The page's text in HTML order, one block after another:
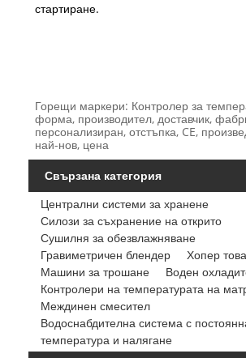
стартиране.
Горещи маркери: Контролер за
форма, производител, доставчик,
персонализиран, отстъпка, CE,
най-нов, цена
Свързана категория
Централни системи за хранене
Силози за съхранение на открито
Сушилня за обезвлажняване
Гравиметричен блендер
Хопер
Машини за трошане
Воден
Контролери на температурата на
Междинен смесител
Водоснабдителна система с
температура и налягане